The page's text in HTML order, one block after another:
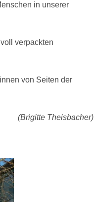
in unserer
verpackten
von Seiten der
(Brigitte Theisbacher)